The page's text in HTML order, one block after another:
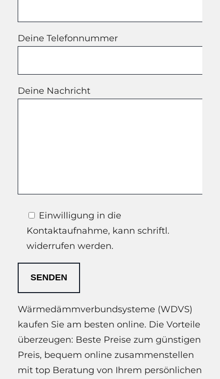
Deine Telefonnummer
Deine Nachricht
Einwilligung in die
Kontaktaufnahme, kann schriftl.
widerrufen werden.
Wärmedämmverbundsysteme (WDVS)
kaufen Sie am besten online. Die Vorteile
überzeugen: Beste Preise zum günstigen
Preis, bequem online zusammenstellen
mit top Beratung von Ihrem persönlichen